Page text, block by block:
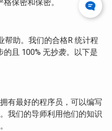
保密和保密。
帮助。我们的合格R 统计程
且 100% 无抄袭。以下是
有最好的程序员，可以编写
我们的导师利用他们的知识